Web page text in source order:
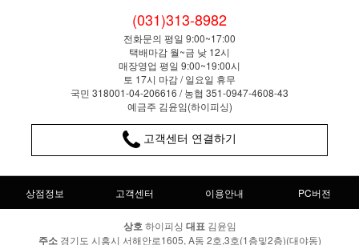
(031)313-8982
전화문의 평일 9:00~17:00
택배마감 월~금 낮 12시
매장영업 평일 9:00~19:00시
토 17시 마감 / 일요일 휴무
국민 318001-04-206616 / 농협 351-0947-4608-43
예금주 김윤임(하이피싱)
고객센터 연결하기
상점정보 고객센터 이용안내 PC버전
상호 하이피싱 대표 김윤임
주소경기도 시흥시 서해안로1605, A동 2호,3호(1층및2층)(대야동)